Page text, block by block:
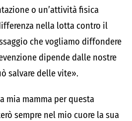
o un’attività fisica
nella lotta contro il
che vogliamo diffondere
dipende dalle nostre
salvare delle vite».
mia mamma per questa
sempre nel mio cuore la sua